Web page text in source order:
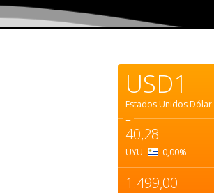
USD1
Estados Unidos Dólar.
=
40,28
UYU 0,00%
1.499,00